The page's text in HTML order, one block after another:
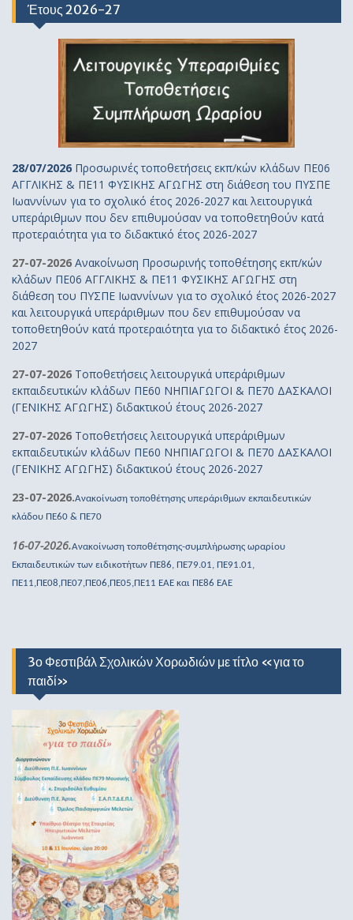
Έτους 2026-27
28/07/2026 Προσωρινές τοποθετήσεις εκπ/κών κλάδων ΠΕ06
ΑΓΓΛΙΚΗΣ & ΠΕ11 ΦΥΣΙΚΗΣ ΑΓΩΓΗΣ στη διάθεση του ΠΥΣΠΕ
Ιωαννίνων για το σχολικό έτος 2026-2027 και λειτουργικά
υπεράριθμων που δεν επιθυμούσαν να τοποθετηθούν κατά
προτεραιότητα για το διδακτικό έτος 2026-2027
27-07-2026 Ανακοίνωση Προσωρινής τοποθέτησης εκπ/κών
κλάδων ΠΕ06 ΑΓΓΛΙΚΗΣ & ΠΕ11 ΦΥΣΙΚΗΣ ΑΓΩΓΗΣ στη
διάθεση του ΠΥΣΠΕ Ιωαννίνων για το σχολικό έτος 2026-2027
και λειτουργικά υπεράριθμων που δεν επιθυμούσαν να
τοποθετηθούν κατά προτεραιότητα για το διδακτικό έτος 2026-
2027
27-07-2026 Τοποθετήσεις λειτουργικά υπεράριθμων
εκπαιδευτικών κλάδων ΠΕ60 ΝΗΠΙΑΓΩΓΟΙ & ΠΕ70 ΔΑΣΚΑΛΟΙ
(ΓΕΝΙΚΗΣ ΑΓΩΓΗΣ) διδακτικού έτους 2026-2027
27-07-2026 Τοποθετήσεις λειτουργικά υπεράριθμων
εκπαιδευτικών κλάδων ΠΕ60 ΝΗΠΙΑΓΩΓΟΙ & ΠΕ70 ΔΑΣΚΑΛΟΙ
(ΓΕΝΙΚΗΣ ΑΓΩΓΗΣ) διδακτικού έτους 2026-2027
23-07-2026.Ανακοίνωση τοποθέτησης υπεράριθμων εκπαιδευτικών
κλάδου ΠΕ60 & ΠΕ70
16-07-2026.Ανακοίνωση τοποθέτησης-συμπλήρωσης ωραρίου
Εκπαιδευτικών των ειδικοτήτων ΠΕ86, ΠΕ79.01, ΠΕ91.01,
ΠΕ11,ΠΕ08,ΠΕ07,ΠΕ06,ΠΕ05,ΠΕ11 ΕΑΕ και ΠΕ86 ΕΑΕ
3ο Φεστιβάλ Σχολικών Χορωδιών με τίτλο «για το
παιδί»